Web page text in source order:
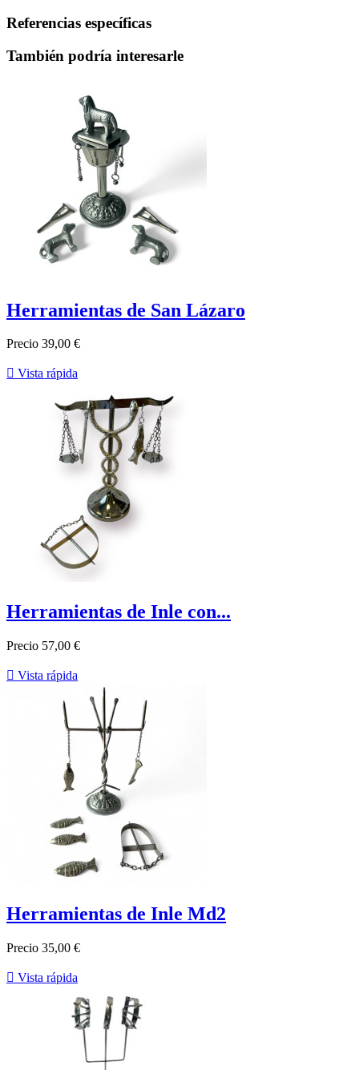
Referencias específicas
También podría interesarle
Herramientas de San Lázaro
Precio 39,00 €
 Vista rápida
Herramientas de Inle con...
Precio 57,00 €
 Vista rápida
Herramientas de Inle Md2
Precio 35,00 €
 Vista rápida